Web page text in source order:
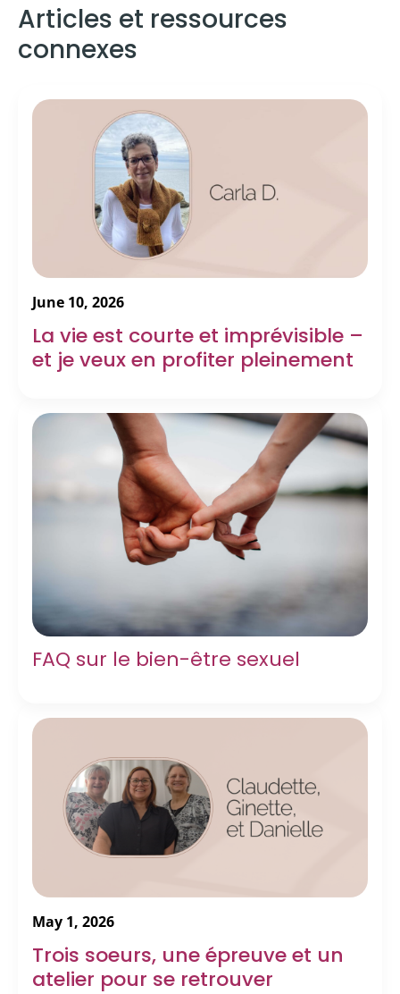
Articles et ressources
connexes
June 10, 2026
La vie est courte et imprévisible –
et je veux en profiter pleinement
FAQ sur le bien-être sexuel
May 1, 2026
Trois soeurs, une épreuve et un
atelier pour se retrouver